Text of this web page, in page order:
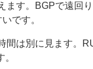
ます。BGPで遠回
です。
間は別に見ます。